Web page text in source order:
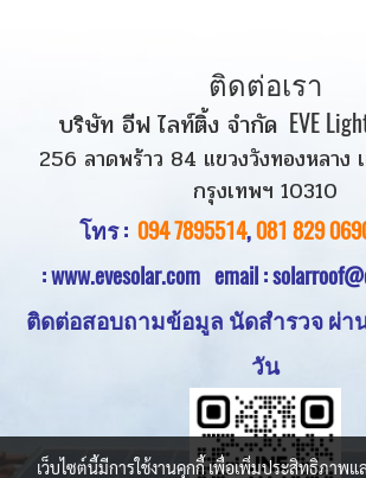
ติดต่อเรา
บริษัท อีฟ ไลท์ติ้ง จำกัด EVE
256 ลาดพร้าว 84 แขวงวังทองหลาง
กรุงเทพฯ 10310
โทร : 094 7895514,081 829
:www.evesolar.com email :
ติดต่อสอบถามข้อมูล นัดสำรวจผ่า
วัน
เว็บไซต์นี้มีการใช้งานคุกกี้ เพื่อเพิ่มประสิทธิภาพ